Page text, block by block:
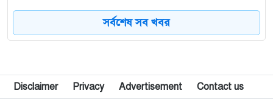
রাষ্ট্রপতি নির্বাচন: দুটি মনোনয়নপত্র নিয়েছে বিএনপি
৯
সর্বশেষ সব খবর
Disclaimer Privacy Advertisement Contact us